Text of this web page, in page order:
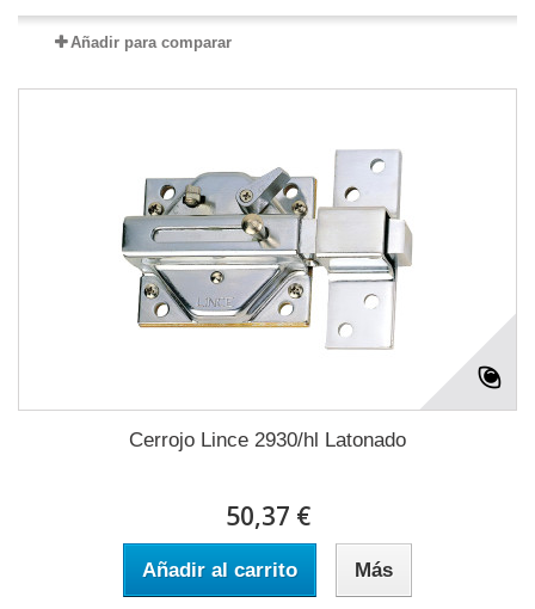
Añadir para comparar
Cerrojo Lince 2930/hl Latonado
50,37 €
Añadir al carrito Más